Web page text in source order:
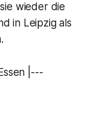
wieder die
in Leipzig als
|---